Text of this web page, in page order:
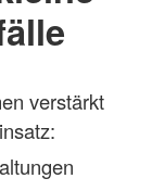
verstärkt